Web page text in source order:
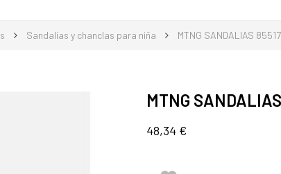
Sandalias y chanclas para niña MTNG SANDALIAS
MTNG
48,34 €